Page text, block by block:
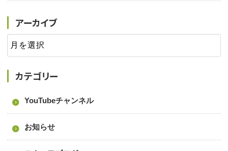
アーカイブ
カテゴリー
YouTubeチャンネル
お知らせ